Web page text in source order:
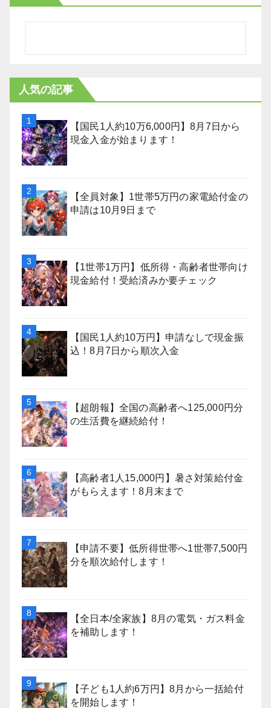
人気の記事
【国民1人約10万6,000円】8月7日から
現金入金が始まります！
【全員対象】1世帯5万円の家電給付金の
申請は10月9日まで
【1世帯1万円】低所得・高齢者世帯向け
現金給付！受給済みか要チェック
【国民1人約10万円】申請なしで現金振
込！8月7日から順次入金
【超朗報】全国の高齢者へ125,000円分
の生活費を継続給付！
【高齢者1人15,000円】暑さ対策給付金
がもらえます！8月末まで
【申請不要】低所得世帯へ1世帯7,500円
分を順次給付します！
【全日本/全家族】8月の電気・ガス料金
を補助します！
【子ども1人約6万円】8月から一括給付
を開始します！